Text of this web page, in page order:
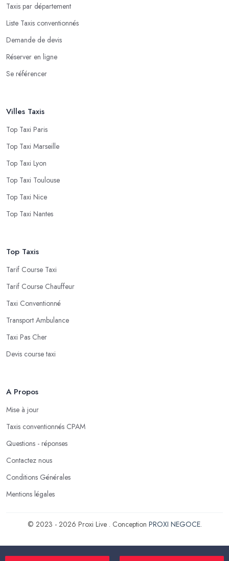
Taxis par département
Liste Taxis conventionnés
Demande de devis
Réserver en ligne
Se référencer
Villes Taxis
Top Taxi Paris
Top Taxi Marseille
Top Taxi Lyon
Top Taxi Toulouse
Top Taxi Nice
Top Taxi Nantes
Top Taxis
Tarif Course Taxi
Tarif Course Chauffeur
Taxi Conventionné
Transport Ambulance
Taxi Pas Cher
Devis course taxi
A Propos
Mise à jour
Taxis conventionnés CPAM
Questions - réponses
Contactez nous
Conditions Générales
Mentions légales
© 2023 - 2026 Proxi Live . Conception PROXI NEGOCE.